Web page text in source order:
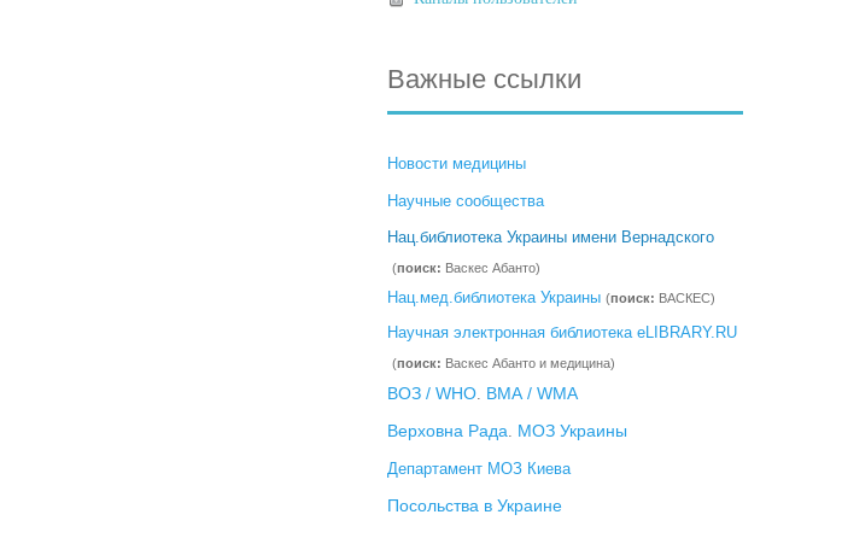
Важные ссылки
Новости медицины
Научные сообщества
Нац.библиотека Украины имени Вернадского
(поиск: Васкес Абанто)
Нац.мед.библиотека Украины (поиск: ВАСКЕС)
Научная электронная библиотека eLIBRARY.RU
(поиск: Васкес Абанто и медицина)
ВОЗ / WHO. ВМА / WMA
Верховна Рада. МОЗ Украины
Департамент МОЗ Киева
Посольства в Украине